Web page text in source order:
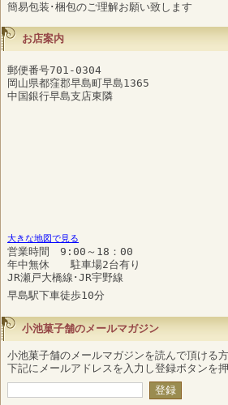
簡易包装･梱包のご理解お願い致します
お店案内
郵便番号701-0304
岡山県都窪郡早島町早島1365
中国銀行早島支店東隣
大きな地図で見る
営業時間 9:00～18：00
年中無休 駐車場2台有り
JR瀬戸大橋線･JR宇野線
早島駅下車徒歩10分
小池菓子舗のメールマガジン
小池菓子舗のメールマガジンを読んで頂ける
下記にメールアドレスを入力し登録ボタンを押